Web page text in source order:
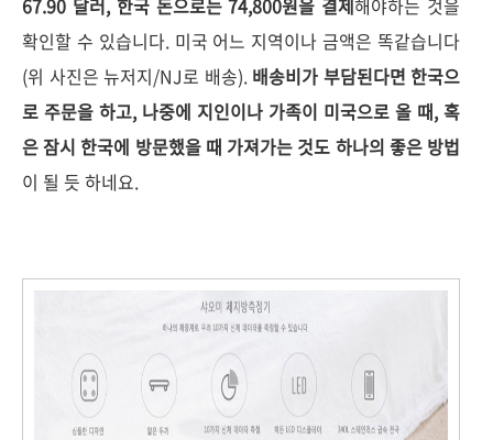
확인할 수 있습니다. 미국 어느 지역이나 금액은 똑같습니다
(위 사진은 뉴저지/NJ로 배송). 배송비가 부담된다면 한국으
로 주문을 하고, 나중에 지인이나 가족이 미국으로 올 때, 혹
은 잠시 한국에 방문했을 때 가져가는 것도 하나의 좋은 방법
이 될 듯 하네요.